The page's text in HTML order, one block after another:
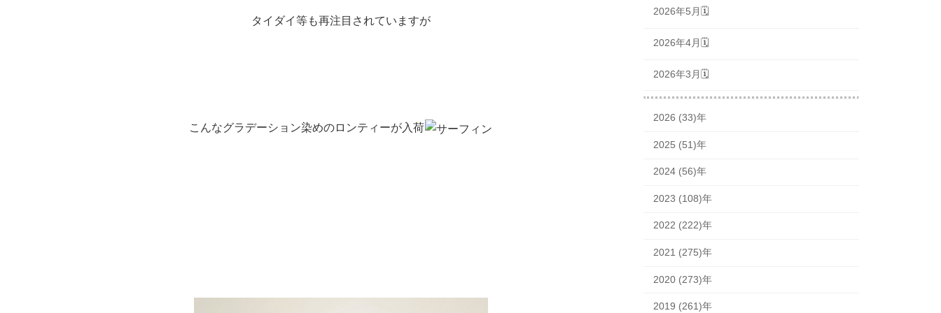
タイダイ等も再注目されていますが
こんなグラデーション染めのロンティーが入荷
2026年5月🗓
2026年4月🗓
2026年3月🗓
2026 (33)年
2025 (51)年
2024 (56)年
2023 (108)年
2022 (222)年
2021 (275)年
2020 (273)年
2019 (261)年